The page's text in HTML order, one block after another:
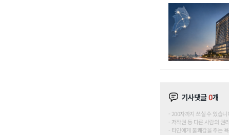
기사댓글0개
200자까지 쓰실 수 있습
저작권 등 다른 사람의 권
타인에게 불쾌감을 주는